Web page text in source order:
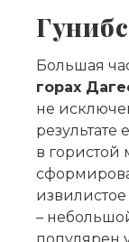
Большая
горах
не
результате
в гористой
–